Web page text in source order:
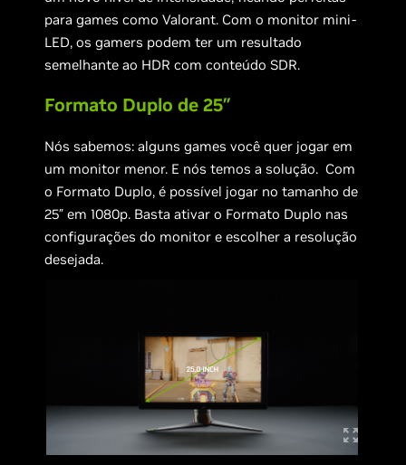
para games como Valorant. Com o monitor mini-
LED, os gamers podem ter um resultado
semelhante ao HDR com conteúdo SDR.
Formato Duplo de 25″
Nós sabemos: alguns games você quer jogar em
um monitor menor. E nós temos a solução. Com
o Formato Duplo, é possível jogar no tamanho de
25″ em 1080p. Basta ativar o Formato Duplo nas
configurações do monitor e escolher a resolução
desejada.